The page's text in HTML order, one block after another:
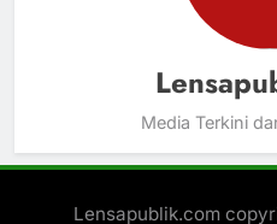
Media Terkini
Lensapublik.com